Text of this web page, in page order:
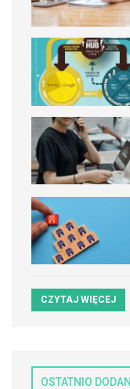
CZYTAJ WIĘCEJ
OSTATNIO